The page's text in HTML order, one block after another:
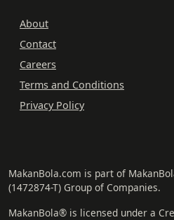
About
Contact
Careers
Terms and Conditions
Privacy Policy
MakanBola.com is part of
(1472874-T) Group of Companies.
MakanBola® is licensed under a